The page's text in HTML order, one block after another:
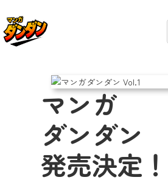
top
News
Works in Serialization
back issue (of a
マンガ
ダンダン
発売決定！